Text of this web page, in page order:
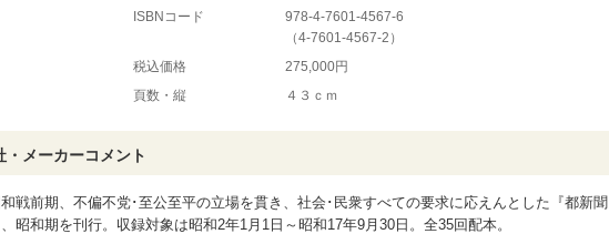
ISBNコード
978-4-7601-4567-6
（4-7601-4567-2 ）
税込価格
275,000円
頁数・縦
４３ｃｍ
・メーカーコメント
戦前期、不偏不党･至公至平の立場を貫き、社会･民衆すべての要求に応えんとした『都新
昭和期を刊行。収録対象は昭和2年1月1日～昭和17年9月30日。全35回配本。